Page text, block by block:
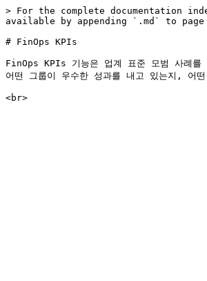
> For the complete documentation
available by appending `.md` to
# FinOps KPIs
FinOps KPIs 기능은 업계 표준 모범 사례를
어떤 그룹이 우수한 성과를 내고 있는지, 어